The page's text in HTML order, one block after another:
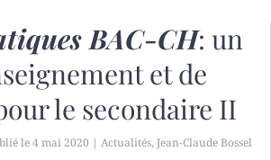
BAC-CH: un
et de
le secondaire II
4 mai 2020 | Actualités,Jean-Claude Bossel